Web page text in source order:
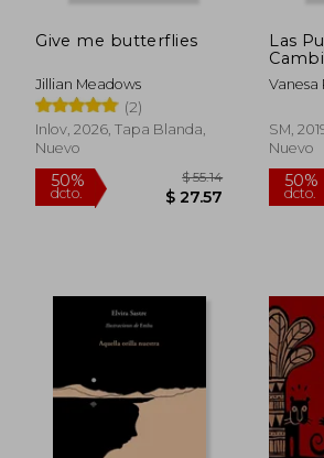
Give me butterflies
Jillian Meadows
(2)
Inlov, 2026, Tapa Blanda,
Nuevo
Las
(el
Blanca)
Vanesa
SM,
Nuevo